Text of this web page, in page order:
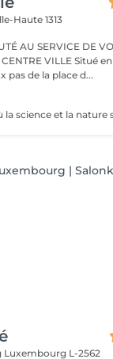
Haute 1313
AU SERVICE DE
Situé en plein centre ville
pas de la place d...
Luxembourg L-2562